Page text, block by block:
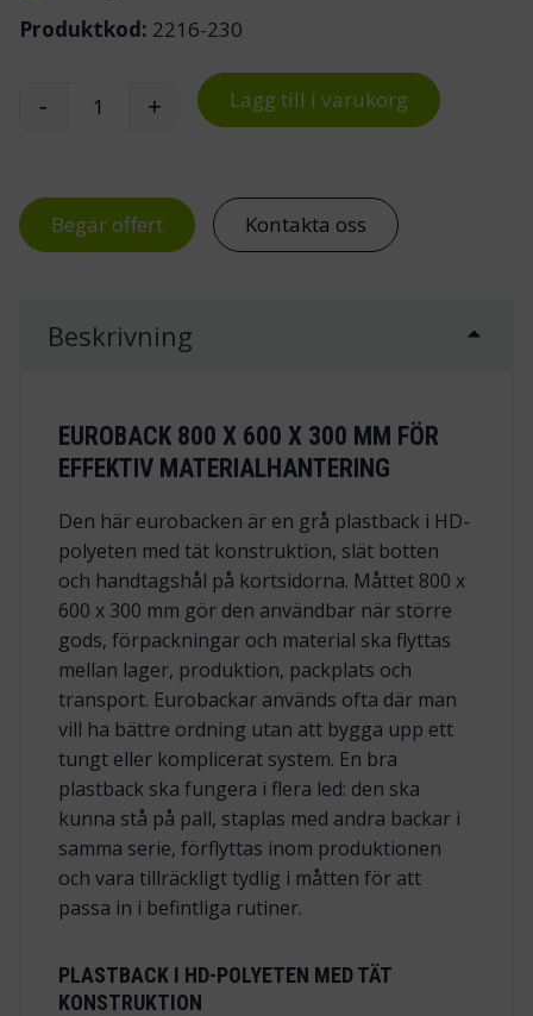
Produktkod: 2216-230
Euroback 800x600x300mm med handtagshål
- + Lägg till i varukorg
Begär offert Kontakta oss
Beskrivning
EUROBACK 800 X 600 X 300 MM FÖR
EFFEKTIV MATERIALHANTERING
Den här eurobacken är en grå plastback i HD-
polyeten med tät konstruktion, slät botten
och handtagshål på kortsidorna. Måttet 800 x
600 x 300 mm gör den användbar när större
gods, förpackningar och material ska flyttas
mellan lager, produktion, packplats och
transport. Eurobackar används ofta där man
vill ha bättre ordning utan att bygga upp ett
tungt eller komplicerat system. En bra
plastback ska fungera i flera led: den ska
kunna stå på pall, staplas med andra backar i
samma serie, förflyttas inom produktionen
och vara tillräckligt tydlig i måtten för att
passa in i befintliga rutiner.
PLASTBACK I HD-POLYETEN MED TÄT
KONSTRUKTION